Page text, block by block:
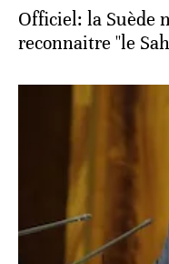
Officiel: la Suède
reconnaitre ''le